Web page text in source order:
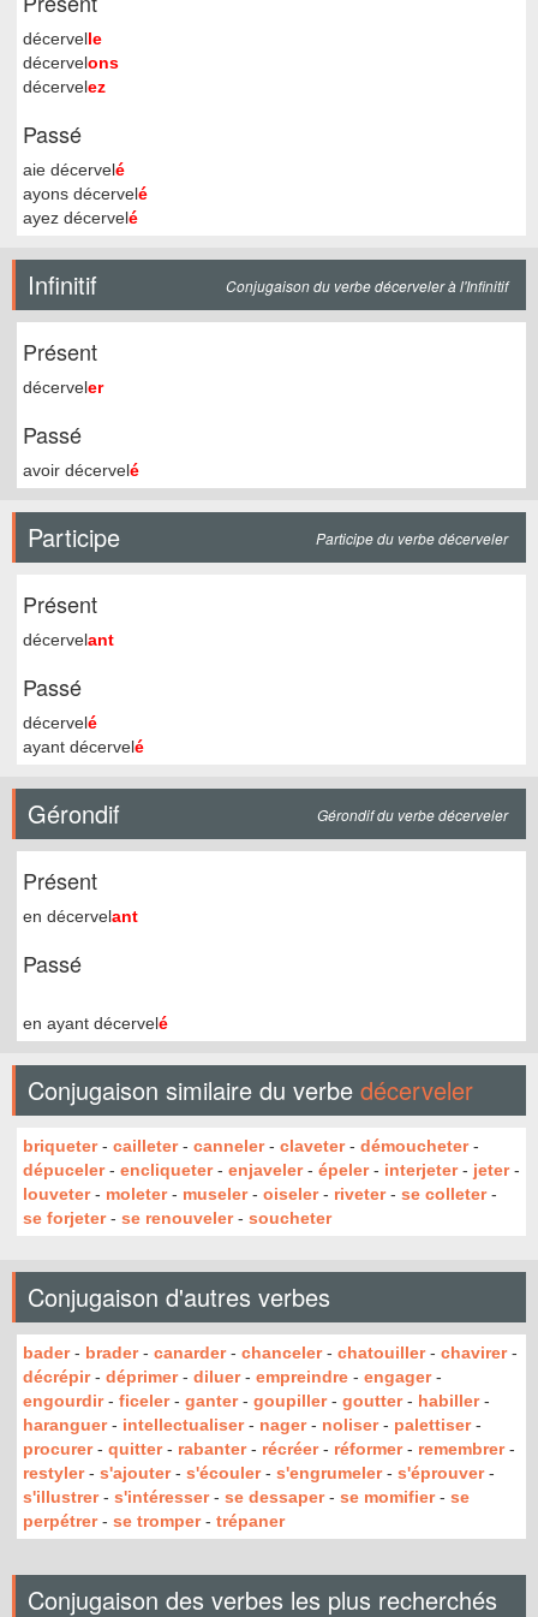
décervelle
décervelons
décervelez
Passé
aie décervelé
ayons décervelé
ayez décervelé
Infinitif Conjugaison du verbe décerveler à l'Infinitif
Présent
décerveler
Passé
avoir décervelé
Participe Participe du verbe décerveler
Présent
décervelant
Passé
décervelé
ayant décervelé
Gérondif Gérondif du verbe décerveler
Présent
en décervelant
Passé
en ayant décervelé
Conjugaison similaire du verbe décerveler
briqueter- cailleter- canneler- claveter- démoucheter-
dépuceler- encliqueter- enjaveler- épeler- interjeter- jeter-
louveter- moleter- museler- oiseler- riveter- se colleter-
se forjeter- se renouveler- soucheter
Conjugaison d'autres verbes
bader- brader- canarder- chanceler- chatouiller- chavirer-
décrépir- déprimer- diluer- empreindre - engager-
engourdir- ficeler- ganter- goupiller- goutter- habiller-
haranguer- intellectualiser- nager- noliser- palettiser-
procurer- quitter- rabanter- récréer- réformer- remembrer-
restyler- s'ajouter- s'écouler- s'engrumeler- s'éprouver-
s'illustrer- s'intéresser- se dessaper- se momifier- se
perpétrer- se tromper- trépaner
Conjugaison des verbes les plus recherchés